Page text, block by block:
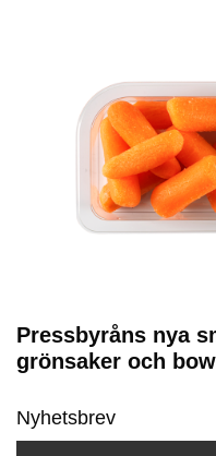
Pressbyråns nya
grönsaker och
Nyhetsbrev